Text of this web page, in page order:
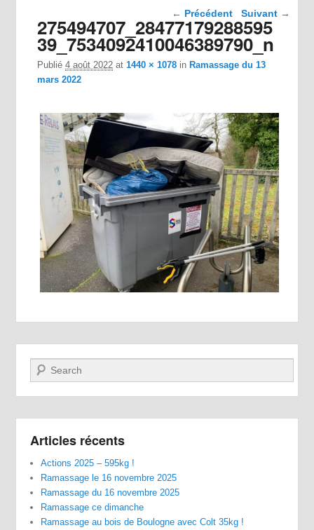
Navigation dans les
images
← Précédent Suivant →
275494707_28477179288595
39_7534092410046389790_n
Publié4 août 2022 at1440 × 1078 in Ramassage du 13
mars 2022
Recherche
Articles récents
Actions 2025 – 595kg !
Ramassage le 16 novembre 2025
Ramassage du 16 novembre 2025
Ramassage ce dimanche
Ramassage au bois de Boulogne avec Colt 35kg !